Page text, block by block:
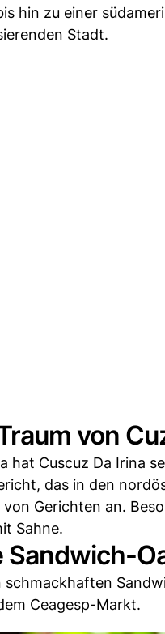
hin zu einer
Stadt.
von
hat Cuscuz Da Irina
das in den
Gerichten an.
Sahne.
Sandwich-
schmackhaften
Ceagesp-Markt.